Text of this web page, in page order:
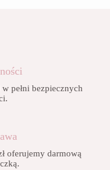
pełni bezpiecznych
oferujemy darmową